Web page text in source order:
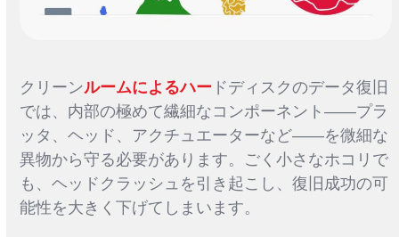
クリーンルームによるハー ドディスクのデータ復旧
では、内部の極めて繊細なコンポーネント――プラ
ッタ、ヘッド、アクチュエーターなど――を微細な
異物から守る必要があります。ごく小さなホコリで
も、ヘッドクラッシュを引き起こし、復旧成功の可
能性を大きく下げてしまいます。